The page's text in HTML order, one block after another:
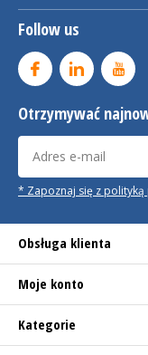
Follow us
Otrzymywać
* Zapoznaj się z polityką
Obsługa klienta
Moje konto
Kategorie